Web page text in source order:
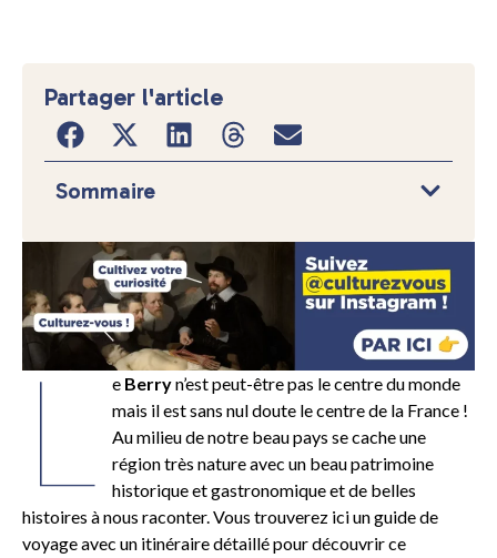
L e Berryn’est peut-être pas le centre du monde
mais il est sans nul doute le centre de la France !
Au milieu de notre beau pays se cache une
région très nature avec un beau patrimoine
historique et gastronomique et de belles
histoires à nous raconter. Vous trouverez ici un guide de
voyage avec un itinéraire détaillé pour découvrir ce
Partager l'article
Sommaire